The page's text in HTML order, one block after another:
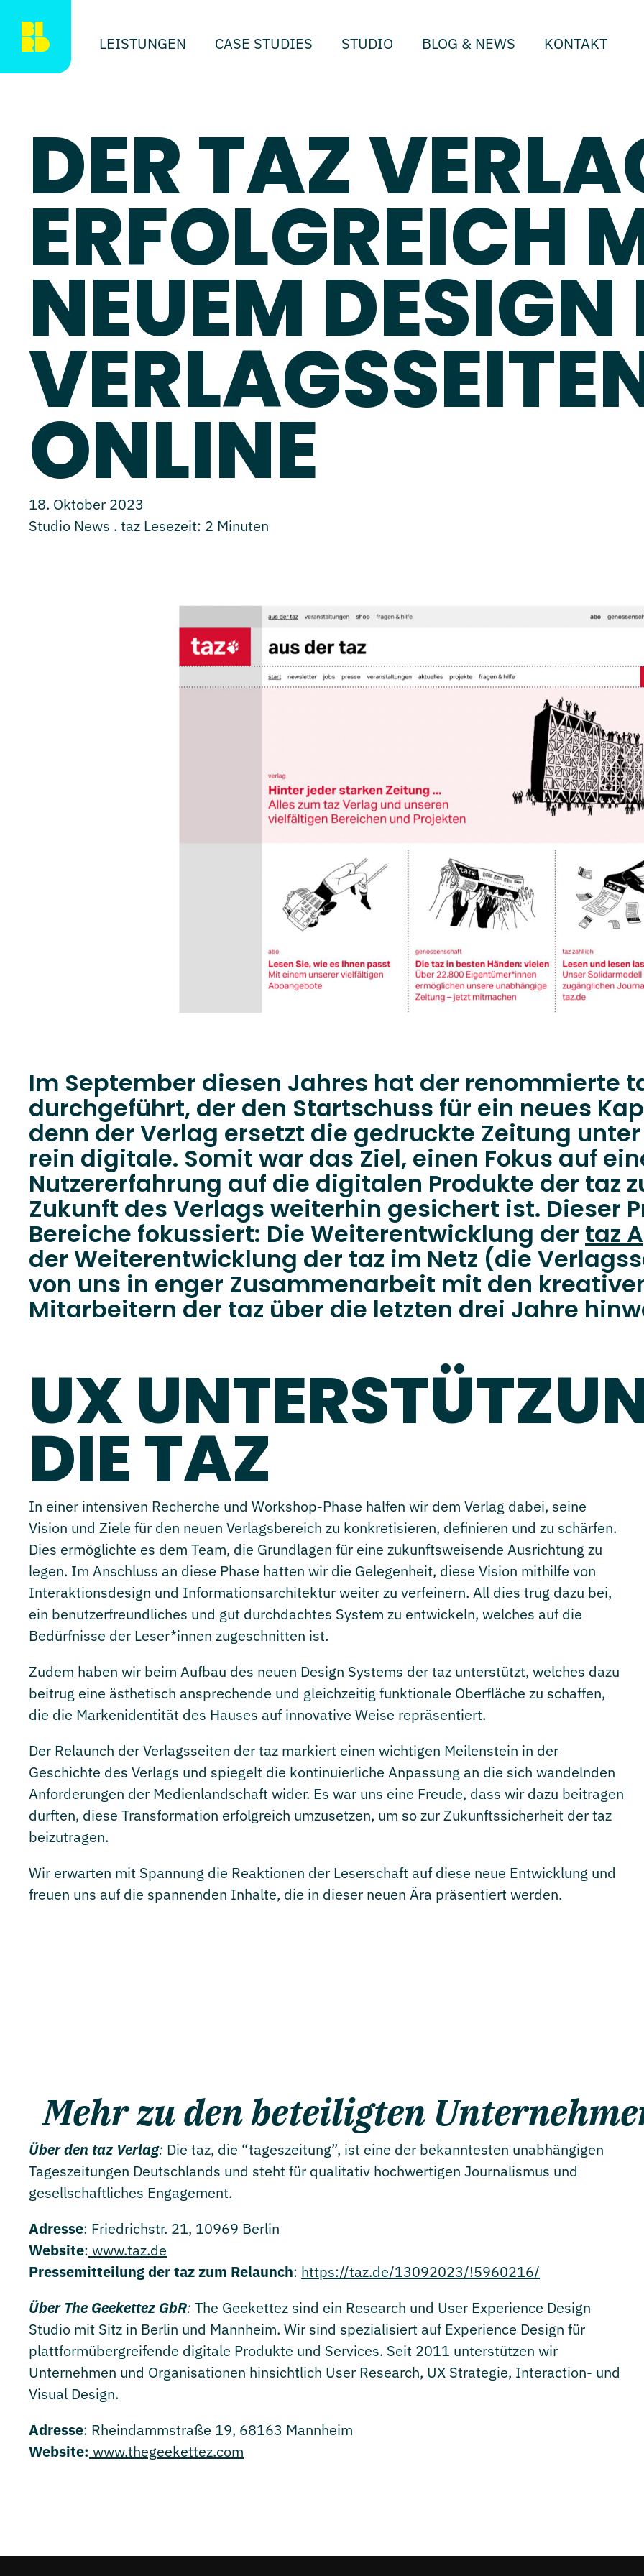
LEISTUNGEN CASE STUDIES STUDIO BLOG & NEWS KONTAKT
DER TAZ
ERFOLGREICH
NEUEM DESIGN
ONLINE
18. Oktober 2023
Studio News . taz Lesezeit: 2 Minuten
Im September diesen Jahres hat der renommierte
durchgeführt, der den Startschuss für ein neues
denn der Verlag ersetzt die gedruckte Zeitung
rein digitale. Somit war das Ziel, einen Fokus auf
Nutzererfahrung auf die digitalen Produkte der taz
Zukunft des Verlags weiterhin gesichert ist. Dieser
Bereiche fokussiert: Die Weiterentwicklung der taz
der Weiterentwicklung der taz im Netz (die
von uns in enger Zusammenarbeit mit den
Mitarbeitern der taz über die letzten drei Jahre
UX
DIE TAZ
In einer intensiven Recherche und Workshop-Phase halfen wir dem Verlag dabei, seine
Vision und Ziele für den neuen Verlagsbereich zu konkretisieren, definieren und zu schärfen.
Dies ermöglichte es dem Team, die Grundlagen für eine zukunftsweisende Ausrichtung zu
legen. Im Anschluss an diese Phase hatten wir die Gelegenheit, diese Vision mithilfe von
Interaktionsdesign und Informationsarchitektur weiter zu verfeinern. All dies trug dazu bei,
ein benutzerfreundliches und gut durchdachtes System zu entwickeln, welches auf die
Bedürfnisse der Leser*innen zugeschnitten ist.
Zudem haben wir beim Aufbau des neuen Design Systems der taz unterstützt, welches dazu
beitrug eine ästhetisch ansprechende und gleichzeitig funktionale Oberfläche zu schaffen,
die die Markenidentität des Hauses auf innovative Weise repräsentiert.
Der Relaunch der Verlagsseiten der taz markiert einen wichtigen Meilenstein in der
Geschichte des Verlags und spiegelt die kontinuierliche Anpassung an die sich wandelnden
Anforderungen der Medienlandschaft wider. Es war uns eine Freude, dass wir dazu beitragen
durften, diese Transformation erfolgreich umzusetzen, um so zur Zukunftssicherheit der taz
beizutragen.
Wir erwarten mit Spannung die Reaktionen der Leserschaft auf diese neue Entwicklung und
freuen uns auf die spannenden Inhalte, die in dieser neuen Ära präsentiert werden.
Mehr zu den beteiligten
Über den taz Verlag: Die taz, die “tageszeitung”, ist eine der bekanntesten unabhängigen
Tageszeitungen Deutschlands und steht für qualitativ hochwertigen Journalismus und
gesellschaftliches Engagement.
Adresse: Friedrichstr. 21, 10969 Berlin
Website: www.taz.de
Pressemitteilung der tazzum Relaunch: https://taz.de/13092023/!5960216/
Über The Geekettez GbR: The Geekettez sind ein Research und User Experience Design
Studio mit Sitz in Berlin und Mannheim. Wir sind spezialisiert auf Experience Design für
plattformübergreifende digitale Produkte und Services. Seit 2011 unterstützen wir
Unternehmen und Organisationen hinsichtlich User Research, UX Strategie, Interaction- und
Visual Design.
Adresse: Rheindammstraße 19, 68163 Mannheim
Website: www.thegeekettez.com